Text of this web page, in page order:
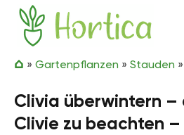
Zum Inhalt springen
Hortica
» Gartenpflanzen » Stauden »
Clivia überwintern
Clivie zu beachten –